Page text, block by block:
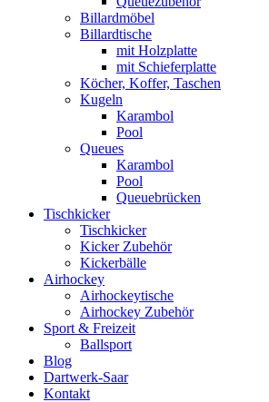
Billardmöbel
Billardtische
mit Holzplatte
mit Schieferplatte
Köcher, Koffer, Taschen
Kugeln
Karambol
Pool
Queues
Karambol
Pool
Queuebrücken
Tischkicker
Tischkicker
Kicker Zubehör
Kickerbälle
Airhockey
Airhockeytische
Airhockey Zubehör
Sport & Freizeit
Ballsport
Blog
Dartwerk-Saar
Kontakt